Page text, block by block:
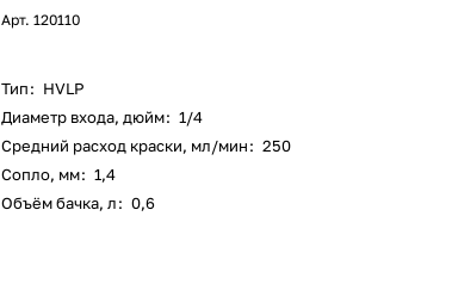
Арт. 120110
Тип: HVLP
Диаметр входа, дюйм: 1/4
Средний расход краски, мл/мин: 250
Сопло, мм: 1,4
Объём бачка, л: 0,6